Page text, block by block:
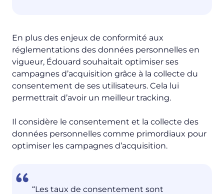
En plus des enjeux de conformité aux
réglementations des données personnelles en
vigueur, Édouard souhaitait optimiser ses
campagnes d’acquisition grâce à la collecte du
consentement de ses utilisateurs. Cela lui
permettrait d’avoir un meilleur tracking.
Il considère le consentement et la collecte des
données personnelles comme primordiaux pour
optimiser les campagnes d’acquisition.
“Les taux de consentement sont